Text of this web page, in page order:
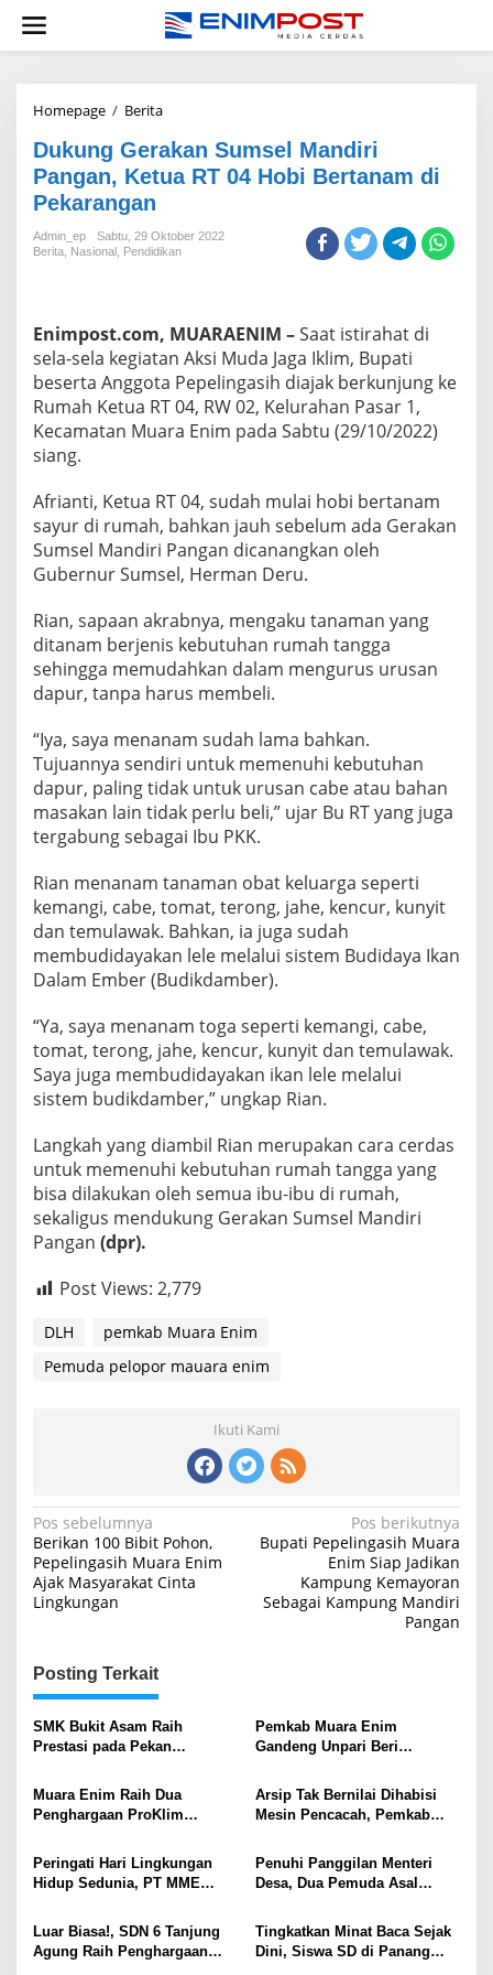
konten
Homepage / BeritaDukung
Sumsel
Mandiri
Pangan,
RT
04
Pekarangan
Dukung Gerakan Sumsel Mandiri
Pangan, Ketua RT 04 Hobi Bertanam di
Pekarangan
Admin_ep
Sabtu, 29 Oktober 2022
Berita Nasional Pendidikan
Enimpost.com, MUARAENIM –Saat istirahat di
sela-sela kegiatan Aksi Muda Jaga Iklim, Bupati
beserta Anggota Pepelingasih diajak berkunjung ke
Rumah Ketua RT 04, RW 02, Kelurahan Pasar 1,
Kecamatan Muara Enim pada Sabtu (29/10/2022)
siang.
Afrianti, Ketua RT 04, sudah mulai hobi bertanam
sayur di rumah, bahkan jauh sebelum ada Gerakan
Sumsel Mandiri Pangan dicanangkan oleh
Gubernur Sumsel, Herman Deru.
Rian, sapaan akrabnya, mengaku tanaman yang
ditanam berjenis kebutuhan rumah tangga
sehingga memudahkan dalam mengurus urusan
dapur, tanpa harus membeli.
“Iya, saya menanam sudah lama bahkan.
Tujuannya sendiri untuk memenuhi kebutuhan
dapur, paling tidak untuk urusan cabe atau bahan
masakan lain tidak perlu beli,” ujar Bu RT yang juga
tergabung sebagai Ibu PKK.
Rian menanam tanaman obat keluarga seperti
kemangi, cabe, tomat, terong, jahe, kencur, kunyit
dan temulawak. Bahkan, ia juga sudah
membudidayakan lele melalui sistem Budidaya Ikan
Dalam Ember (Budikdamber).
“Ya, saya menanam toga seperti kemangi, cabe,
tomat, terong, jahe, kencur, kunyit dan temulawak.
Saya juga membudidayakan ikan lele melalui
sistem budikdamber,” ungkap Rian.
Langkah yang diambil Rian merupakan cara cerdas
untuk memenuhi kebutuhan rumah tangga yang
bisa dilakukan oleh semua ibu-ibu di rumah,
sekaligus mendukung Gerakan Sumsel Mandiri
Pangan (dpr).
Post Views: 2,779
DLH
pemkab Muara Enim
Pemuda pelopor mauara enim
Ikuti Kami
Navigasi
pos
Pos sebelumnya
Berikan 100 Bibit Pohon,
Pepelingasih Muara Enim
Ajak Masyarakat Cinta
Lingkungan
Pos berikutnya
Bupati Pepelingasih Muara
Enim Siap Jadikan
Kampung Kemayoran
Sebagai Kampung Mandiri
Pangan
Posting Terkait
SMK Bukit Asam Raih
Prestasi pada Pekan
Pemkab Muara Enim
Gandeng Unpari Beri
SMP
Muara Enim Raih Dua
Penghargaan ProKlim
Pengendalian Iklim Kian
Terbukti
Arsip Tak Bernilai Dihabisi
Mesin Pencacah, Pemkab
Pengelolaan Arsip
Berkelanjutan
Peringati Hari Lingkungan
Hidup Sedunia, PT MME
Pemasangan Waring Sungai
Enim
Penuhi Panggilan Menteri
Desa, Dua Pemuda Asal
Daerah
Luar Biasa!, SDN 6 Tanjung
Agung Raih Penghargaan
Tingkatkan Minat Baca Sejak
Dini, Siswa SD di Panang